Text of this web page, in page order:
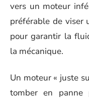
vers un moteur
préférable de viser
pour garantir la
la mécanique.
Un moteur « juste
tomber en panne